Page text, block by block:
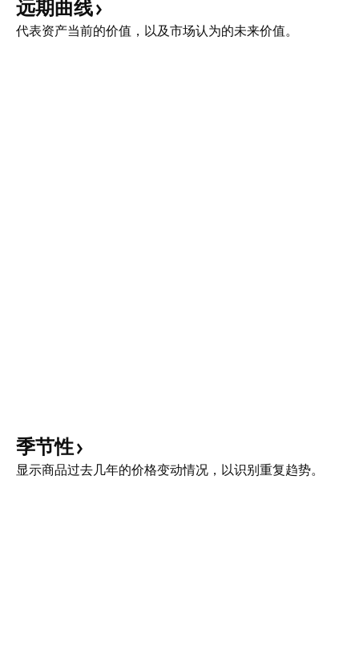
远期曲线
代表资产当前的价值，以及市场认为的未来价值。
季节性
显示商品过去几年的价格变动情况，以识别重复趋势。